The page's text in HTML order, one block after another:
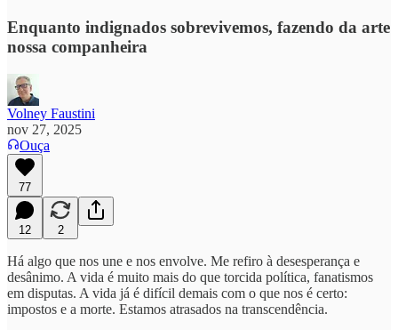
Enquanto indignados sobrevivemos, fazendo da arte
nossa companheira
Volney Faustini
nov 27, 2025
Ouça
77
12 2
Há algo que nos une e nos envolve. Me refiro à desesperança e
desânimo. A vida é muito mais do que torcida política, fanatismos
em disputas. A vida já é difícil demais com o que nos é certo:
impostos e a morte. Estamos atrasados na transcendência.